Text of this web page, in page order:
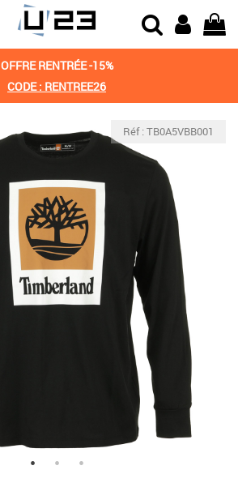
OFFRE RENTRÉE -15%
CODE : RENTREE26
Réf : TB0A5VBB001